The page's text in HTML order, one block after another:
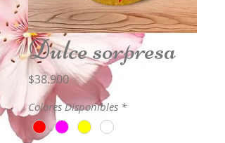
Dulce sorpresa
$38.900Precio
Colores Disponibles *